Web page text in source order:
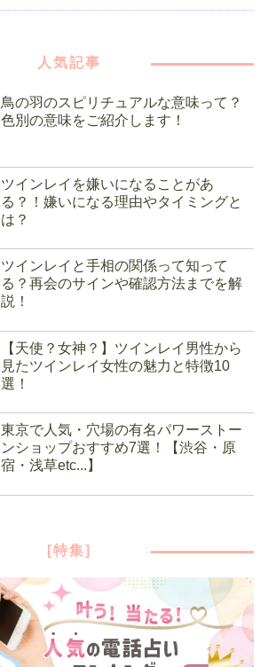
人気記事
鳥の羽のスピリチュアルな意味って？
色別の意味をご紹介します！
ツインレイを嫌いになることがあ
る？！嫌いになる理由やタイミングと
は？
ツインレイと手相の関係って知って
る？再会のサインや確認方法までを解
説！
【天使？女神？】ツインレイ男性から
見たツインレイ女性の魅力と特徴10
選！
東京で人気・穴場の有名パワーストー
ンショップおすすめ7選！【渋谷・原
宿・浅草etc...】
[特集]